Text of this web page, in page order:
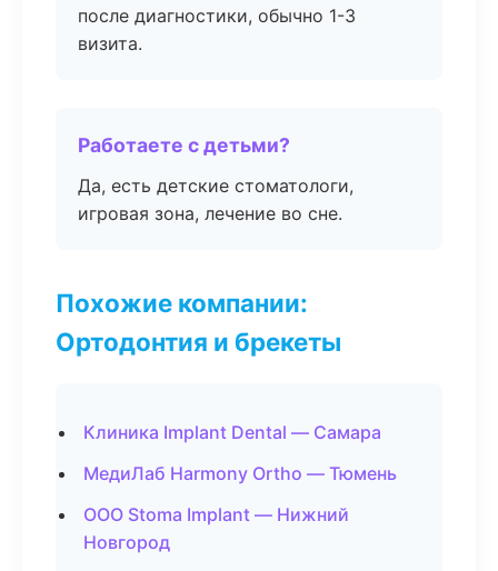
после диагностики, обычно 1-3
визита.
Работаете с детьми?
Да, есть детские стоматологи,
игровая зона, лечение во сне.
Похожие компании:
Ортодонтия и брекеты
Клиника Implant Dental — Самара
МедиЛаб Harmony Ortho — Тюмень
ООО Stoma Implant — Нижний
Новгород